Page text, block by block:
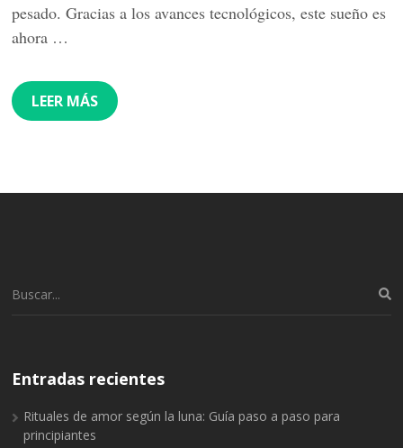
pesado. Gracias a los avances tecnológicos, este sueño es
ahora …
LEER MÁS
Buscar:
Entradas recientes
Rituales de amor según la luna: Guía paso a paso para
principiantes